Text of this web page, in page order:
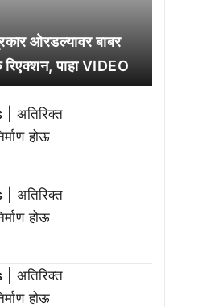
ओरडल्यावर बाबर
पाहा VIDEO
अतिरिक्त
होऊ
अतिरिक्त
होऊ
अतिरिक्त
होऊ